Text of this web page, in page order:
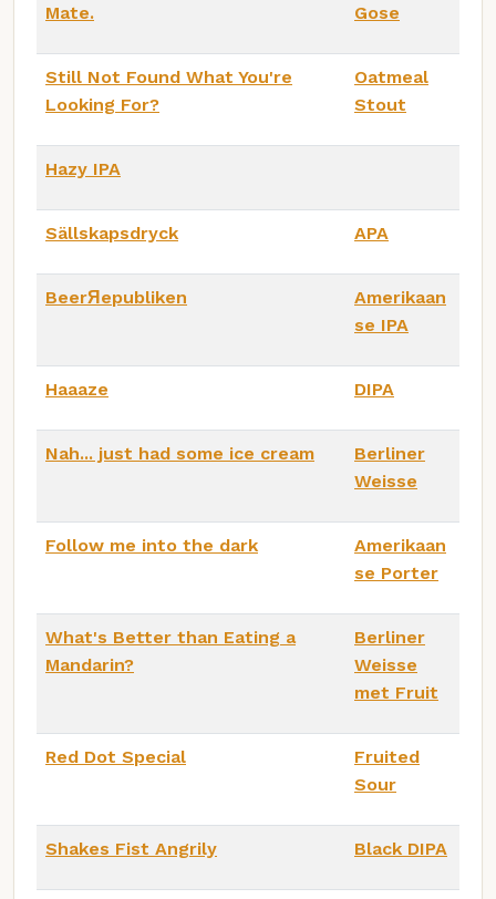
Mate.
Gose
Still Not Found What You're
Looking For?
Oatmeal
Stout
Hazy IPA
Sällskapsdryck APA
BeerЯepubliken
Amerikaan
se IPA
Haaaze DIPA
Nah... just had some ice cream
Berliner
Weisse
Follow me into the dark
Amerikaan
se Porter
What's Better than Eating a
Mandarin?
Berliner
Weisse
met Fruit
Red Dot Special
Fruited
Sour
Shakes Fist Angrily Black DIPA